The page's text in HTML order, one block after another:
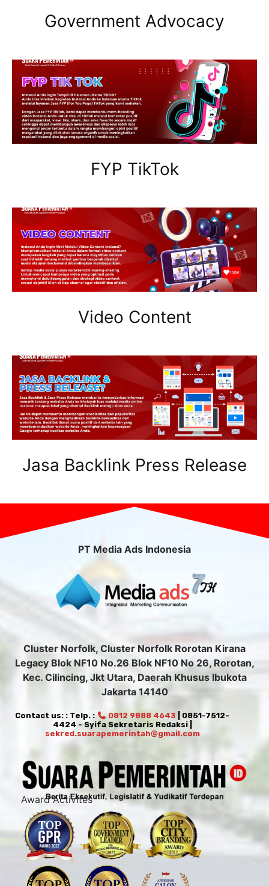
Government Advocacy
FYP TikTok
Video Content
Jasa Backlink Press Release
PT Media Ads Indonesia
Cluster Norfolk, Cluster Norfolk Rorotan Kirana
Legacy Blok NF10 No.26 Blok NF10 No 26, Rorotan,
Kec. Cilincing, Jkt Utara, Daerah Khusus Ibukota
Jakarta 14140
Contact us: : Telp. : 0812 9888 4643 | 0851-7512-
4424 - Syifa Sekretaris Redaksi |
sekred.suarapemerintah@gmail.com
Award Activites